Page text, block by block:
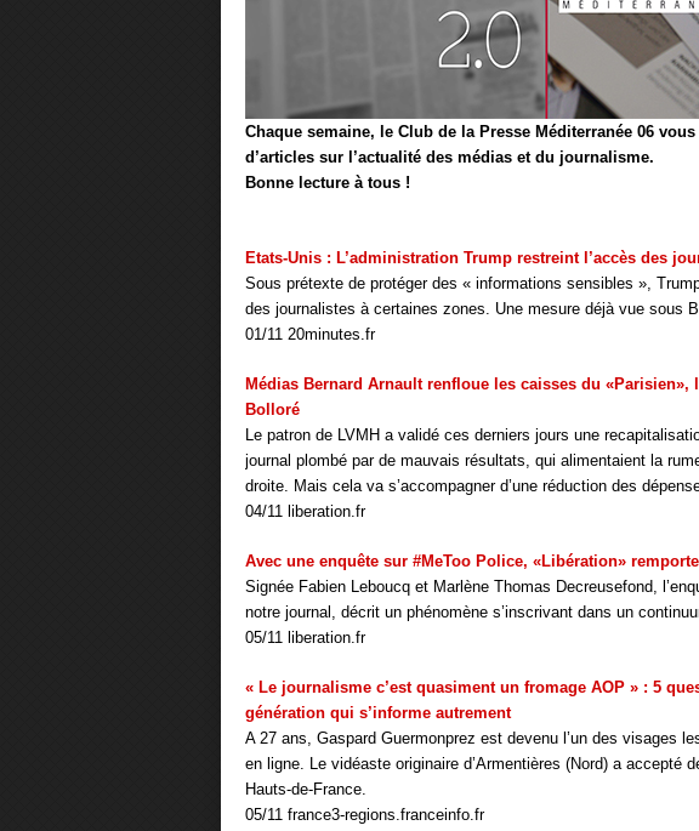
Chaque semaine, le Club de la Presse Méditerranée 06
d’articles sur l’actualité des médias et du journalisme.
Bonne lecture à tous !
Etats-Unis : L’administration Trump restreint l’accès des
Sous prétexte de protéger des « informations sensibles »,
des journalistes à certaines zones. Une mesure déjà vue sous
01/11 20minutes.fr
Médias Bernard Arnault renfloue les caisses du
Bolloré
Le patron de LVMH a validé ces derniers jours une
journal plombé par de mauvais résultats, qui alimentaient la
droite. Mais cela va s’accompagner d’une réduction des
04/11 liberation.fr
Avec une enquête sur #MeToo Police, «Libération»
Signée Fabien Leboucq et Marlène Thomas Decreusefond,
notre journal, décrit un phénomène s’inscrivant dans un
05/11 liberation.fr
« Le journalisme c’est quasiment un fromage AOP » : 5
génération qui s’informe autrement
A 27 ans, Gaspard Guermonprez est devenu l’un des visages
en ligne. Le vidéaste originaire d’Armentières (Nord) a accepté
Hauts-de-France.
05/11 france3-regions.franceinfo.fr